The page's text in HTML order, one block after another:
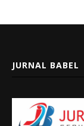
JURNAL BABEL